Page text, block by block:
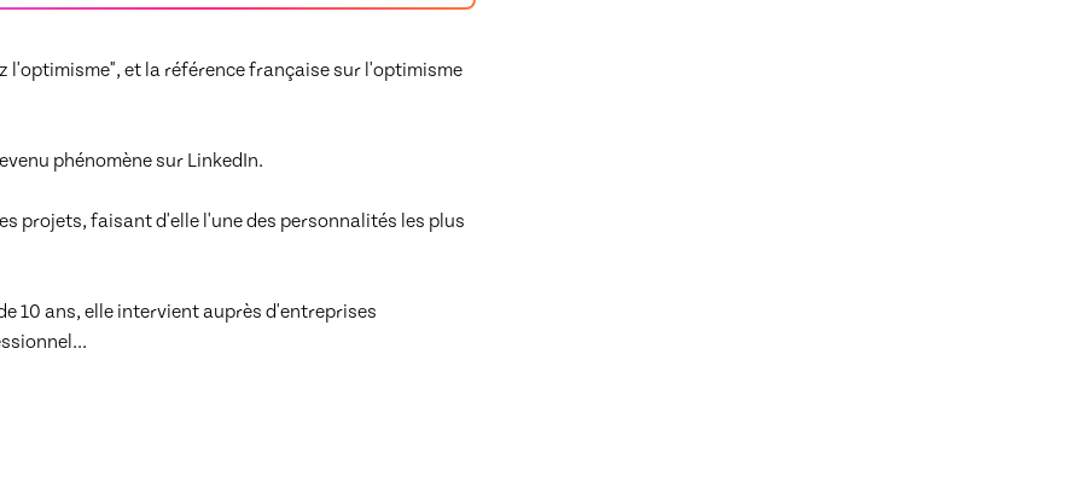
je connais bien le client
l'optimisme", et la référence française sur l'optimisme
phénomène sur LinkedIn.
projets, faisant d'elle l'une des personnalités les plus
10 ans, elle intervient auprès d'entreprises
...